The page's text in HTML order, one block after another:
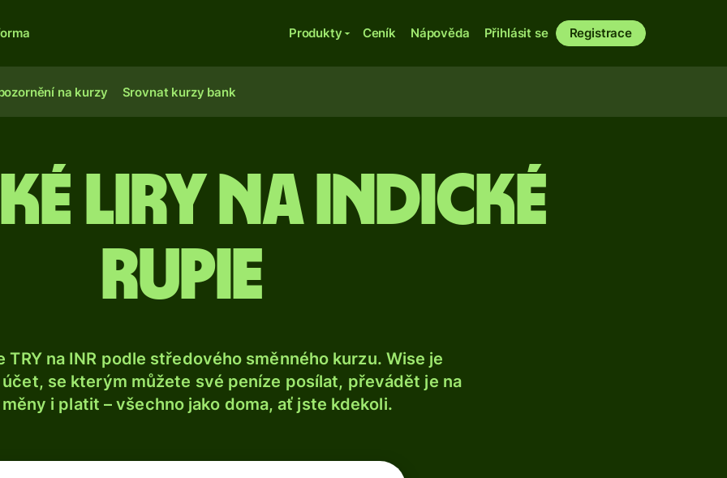
Produkty Ceník Nápověda Přihlásit se Registrace
na kurzy Srovnat kurzy bank
liry na indické
rupie
TRY na INR podle středového směnného kurzu. Wise je
se kterým můžete své peníze posílat, převádět je na
i platit – všechno jako doma, ať jste kdekoli.